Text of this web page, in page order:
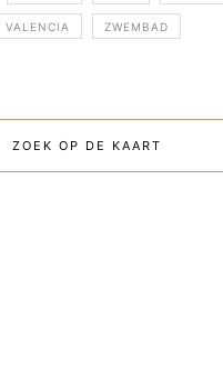
VALENCIA ZWEMBAD
ZOEK OP DE KAART